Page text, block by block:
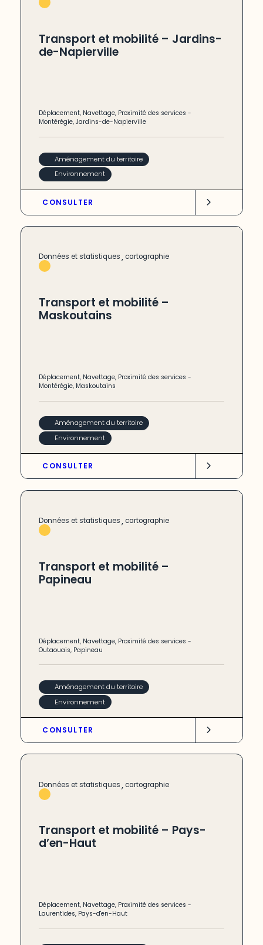
Transport et mobilité – Jardins-
de-Napierville
Déplacement, Navettage, Proximité des services -
Montérégie,Jardins-de-Napierville
Aménagement du territoire
Environnement
CONSULTER
Données et statistiques, cartographie
Transport et mobilité –
Maskoutains
Déplacement, Navettage, Proximité des services -
Montérégie, Maskoutains
Aménagement du territoire
Environnement
CONSULTER
Données et statistiques, cartographie
Transport et mobilité –
Papineau
Déplacement, Navettage, Proximité des services -
Outaouais, Papineau
Aménagement du territoire
Environnement
CONSULTER
Données et statistiques, cartographie
Transport et mobilité – Pays-
d’en-Haut
Déplacement, Navettage, Proximité des services -
Laurentides, Pays-d'en-Haut